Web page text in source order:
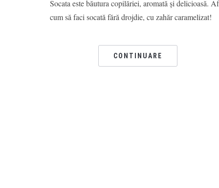
Socata este băutura copilăriei, aromată și delicioasă.
cum să faci socată fără drojdie, cu zahăr caramelizat!
CONTINUARE